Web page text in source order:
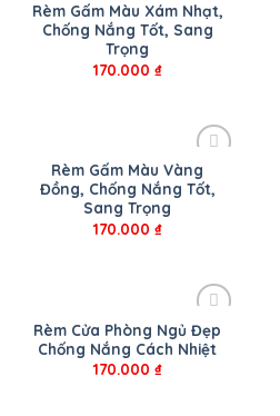
Rèm Gấm Màu Xám Nhạt,
Chống Nắng Tốt, Sang
Trọng
170.000 ₫
Rèm Gấm Màu Vàng
Đồng, Chống Nắng Tốt,
Sang Trọng
170.000 ₫
Rèm Cửa Phòng Ngủ Đẹp
Chống Nắng Cách Nhiệt
170.000 ₫